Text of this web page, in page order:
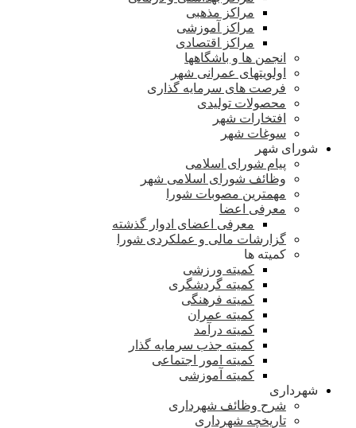
مراکز مذهبی
مراکز آموزشی
مراکز اقتصادی
انجمن ها و باشگاهها
اولویتهای عمرانی شهر
فرصت های سرمایه گذاری
محصولات تولیدی
افتخارات شهر
سوغات شهر
شورای شهر
پیام شورای اسلامی
وظائف شورای اسلامی شهر
مهمترین مصوبات شورا
معرفی اعضا
معرفی اعضای ادوار گذشته
گزارشات مالی و عملکردی شورا
کمیته ها
کمیته ورزشی
کمیته گردشگری
کمیته فرهنگی
کمیته عمران
کمیته درآمد
کمیته جذب سرمایه گذار
کمیته امور اجتماعی
کمیته آموزشی
شهرداری
شرح وظائف شهرداری
تاریخچه شهرداری